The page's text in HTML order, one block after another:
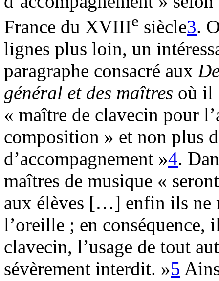
France du XVIIIe siècle3.
lignes plus loin, un
paragraphe consacré aux
général et des maîtres où il
« maître de clavecin pour
composition » et non plus
d’accompagnement »4.
maîtres de musique «
aux élèves […] enfin ils ne
l’oreille ; en conséquence,
clavecin, l’usage de tout
sévèrement interdit. »5